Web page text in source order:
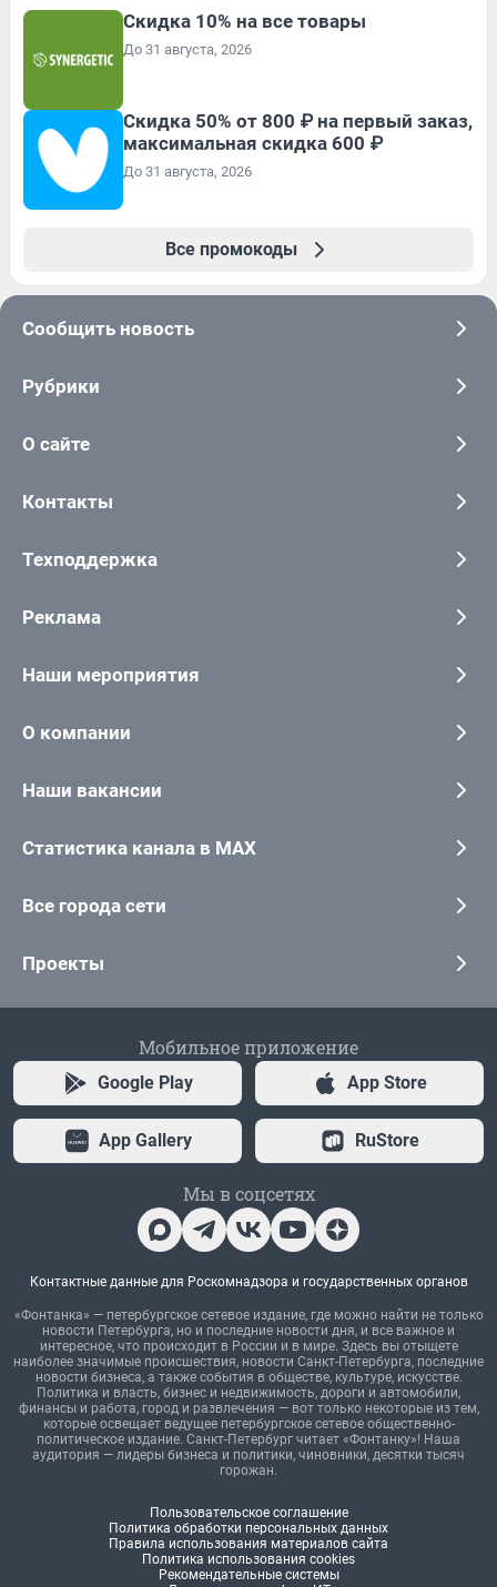
Скидка 10% на все товары
До 31 августа, 2026
Скидка 50% от 800 ₽ на первый заказ,
максимальная скидка 600 ₽
До 31 августа, 2026
Все промокоды
Сообщить новость
Рубрики
О сайте
Контакты
Техподдержка
Реклама
Наши мероприятия
О компании
Наши вакансии
Статистика канала в MAX
Все города сети
Проекты
Мобильное приложение
Google Play App Store
App Gallery RuStore
Мы в соцсетях
Контактные данные для Роскомнадзора и государственных органов
«Фонтанка» — петербургское сетевое издание, где можно найти не только
новости Петербурга, но и последние новости дня, и все важное и
интересное, что происходит в России и в мире. Здесь вы отыщете
наиболее значимые происшествия, новости Санкт-Петербурга, последние
новости бизнеса, а также события в обществе, культуре, искусстве.
Политика и власть, бизнес и недвижимость, дороги и автомобили,
финансы и работа, город и развлечения — вот только некоторые из тем,
которые освещает ведущее петербургское сетевое общественно-
политическое издание. Санкт-Петербург читает «Фонтанку»! Наша
аудитория — лидеры бизнеса и политики, чиновники, десятки тысяч
горожан.
Пользовательское соглашение
Политика обработки персональных данных
Правила использования материалов сайта
Политика использования cookies
Рекомендательные системы